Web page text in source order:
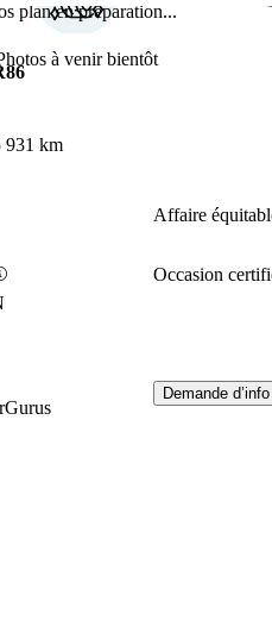
plan en préparation...
à venir bientôt
931 km
Affaire
Occasion
Demande d’info